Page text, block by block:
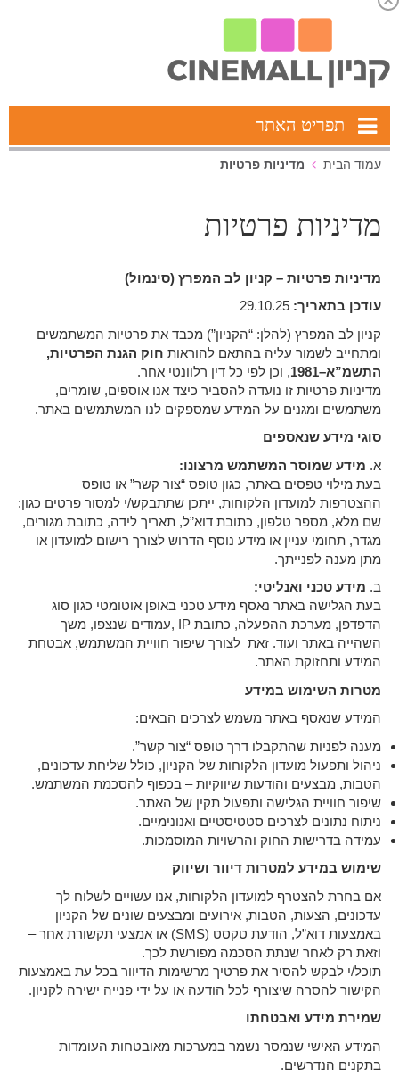
תפריט האתר
עמוד הבית מדיניות פרטיות
מדיניות פרטיות
מדיניות פרטיות – קניון לב המפרץ (סינמול)
עודכן בתאריך:
קניון לב המפרץ (להלן: “הקניון”) מכבד את פרטיות המשתמשים
ומתחייב לשמור עליה בהתאם להוראות חוק הגנת הפרטיות,
התשמ”א–1981
, וכן לפי כל דין רלוונטי אחר.
מדיניות פרטיות זו נועדה להסביר כיצד אנו אוספים, שומרים,
משתמשים ומגנים על המידע שמספקים לנו המשתמשים באתר.
סוגי מידע שנאספים
א. מידע שמוסר המשתמש מרצונו:
בעת מילוי טפסים באתר, כגון טופס “צור קשר” או טופס
ההצטרפות למועדון הלקוחות, ייתכן שתתבקש/י למסור פרטים כגון:
שם מלא, מספר טלפון, כתובת דוא”ל, תאריך לידה, כתובת מגורים,
מגדר, תחומי עניין או מידע נוסף הדרוש לצורך רישום למועדון או
מתן מענה לפנייתך.
ב. מידע טכני ואנליטי:
בעת הגלישה באתר נאסף מידע טכני באופן אוטומטי כגון סוג
הדפדפן, מערכת ההפעלה, כתובת IP ,עמודים שנצפו, משך
השהייה באתר ועוד. זאת לצורך שיפור חוויית המשתמש, אבטחת
המידע ותחזוקת האתר.
מטרות השימוש במידע
המידע שנאסף באתר משמש לצרכים הבאים:
מענה לפניות שהתקבלו דרך טופס “צור קשר”.
ניהול ותפעול מועדון הלקוחות של הקניון, כולל שליחת עדכונים,
הטבות, מבצעים והודעות שיווקיות – בכפוף להסכמת המשתמש.
שיפור חוויית הגלישה ותפעול תקין של האתר.
ניתוח נתונים לצרכים סטטיסטיים ואנונימיים.
עמידה בדרישות החוק והרשויות המוסמכות.
שימוש במידע למטרות דיוור ושיווק
אם בחרת להצטרף למועדון הלקוחות, אנו עשויים לשלוח לך
עדכונים, הצעות, הטבות, אירועים ומבצעים שונים של הקניון
באמצעות דוא”ל, הודעת טקסט (SMS) או אמצעי תקשורת אחר –
וזאת רק לאחר שנתת הסכמה מפורשת לכך.
תוכל/י לבקש להסיר את פרטיך מרשימות הדיוור בכל עת באמצעות
הקישור להסרה שיצורף לכל הודעה או על ידי פנייה ישירה לקניון.
שמירת מידע ואבטחתו
המידע האישי שנמסר נשמר במערכות מאובטחות העומדות
בתקנים הנדרשים.